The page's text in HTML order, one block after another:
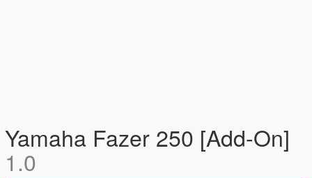
Yamaha Fazer 250 [Add-On]
1.0